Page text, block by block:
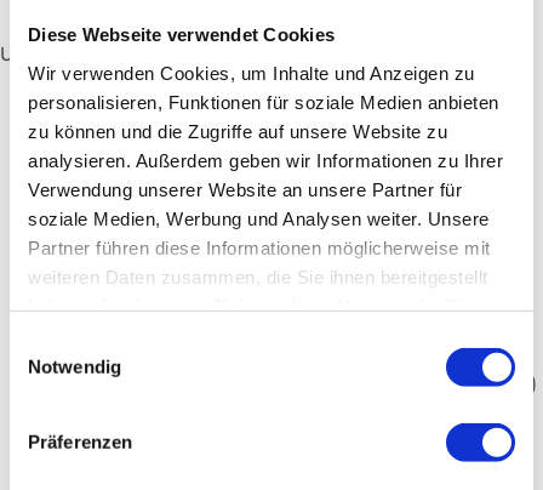
Diese Webseite verwendet Cookies
Wir verwenden Cookies, um Inhalte und Anzeigen zu
personalisieren, Funktionen für soziale Medien anbieten
zu können und die Zugriffe auf unsere Website zu
analysieren. Außerdem geben wir Informationen zu Ihrer
Verwendung unserer Website an unsere Partner für
soziale Medien, Werbung und Analysen weiter. Unsere
Partner führen diese Informationen möglicherweise mit
weiteren Daten zusammen, die Sie ihnen bereitgestellt
Notwendig
Präferenzen
Unsere Expertise umfasst die Behandlung von:
Einnässen beim Kind tagsüber und nachts
(Enuresis) inkl. Sonderformen wie Giggle-
Inkontinenz
Inkontinenz bei Kindern verschiedener
Ausprägungen
Schmerzen beim Wasserlassen (Dysurie, Algurie)
Blasen-, Harnröhren- oder